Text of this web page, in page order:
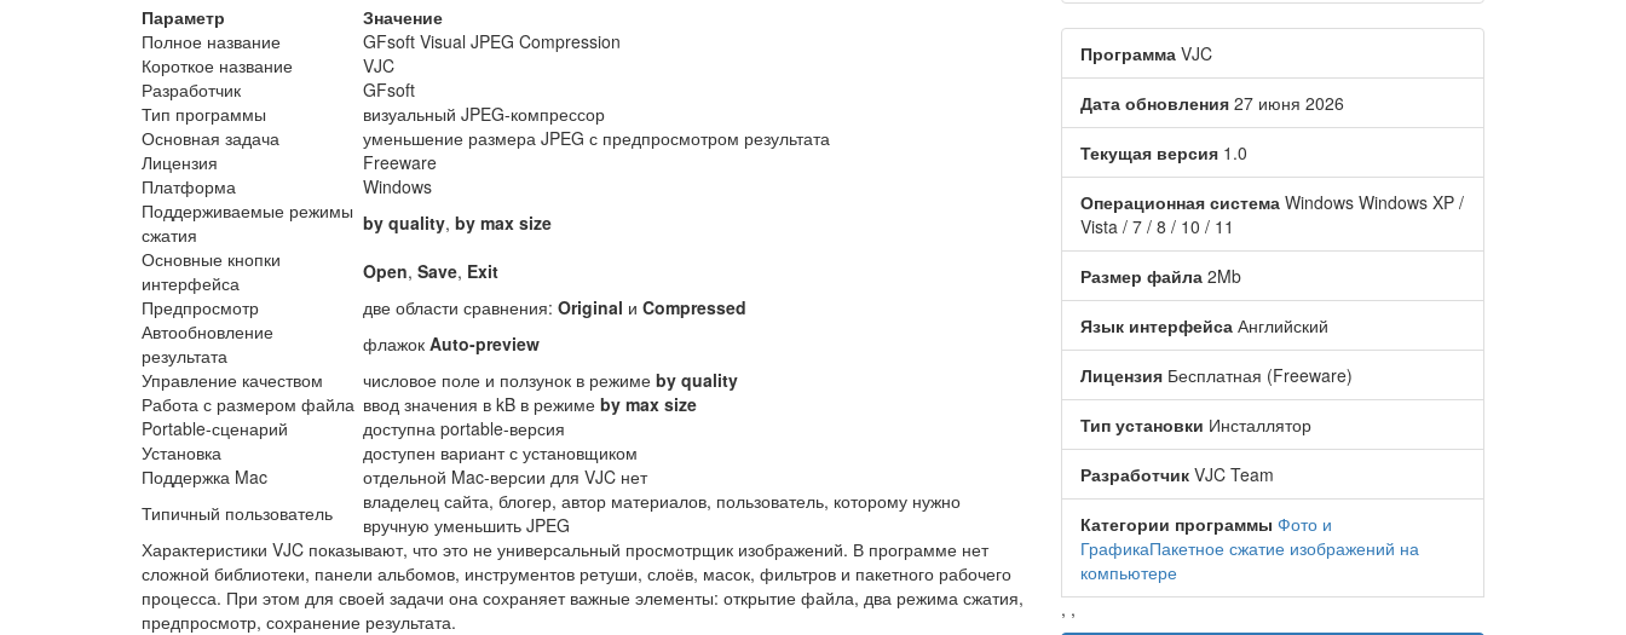
Параметр
Значение
Полное название
GFsoft Visual JPEG Compression
Короткое название
VJC
Разработчик
GFsoft
Тип программы
визуальный JPEG-компрессор
Основная задача
уменьшение размера JPEG с предпросмотром результата
Лицензия
Freeware
Платформа
Windows
Поддерживаемые режимы
сжатия
by quality, by max size
Основные кнопки
интерфейса
Open, Save, Exit
Предпросмотр
две области сравнения: Original и Compressed
Автообновление
результата
флажок Auto-preview
Управление качеством
числовое поле и ползунок в режиме by quality
Работа с размером файла ввод значения в kB в режиме by max size
Portable-сценарий
доступна portable-версия
Установка
доступен вариант с установщиком
Поддержка Mac
отдельной Mac-версии для VJC нет
Типичный пользователь
владелец сайта, блогер, автор материалов, пользователь, которому нужно
вручную уменьшить JPEG
Характеристики VJC показывают, что это не универсальный просмотрщик изображений. В программе нет
сложной библиотеки, панели альбомов, инструментов ретуши, слоёв, масок, фильтров и пакетного рабочего
процесса. При этом для своей задачи она сохраняет важные элементы: открытие файла, два режима сжатия,
предпросмотр, сохранение результата.
Программа VJC
Дата обновления 27 июня 2026
Текущая версия 1.0
Операционная система Windows Windows XP /
Vista / 7 / 8 / 10 / 11
Размер файла 2Mb
Язык интерфейса Английский
Лицензия Бесплатная (Freeware)
Тип установки Инсталлятор
Разработчик VJC Team
Категории программы Фото и
ГрафикаПакетное сжатие изображений на
компьютере
, ,